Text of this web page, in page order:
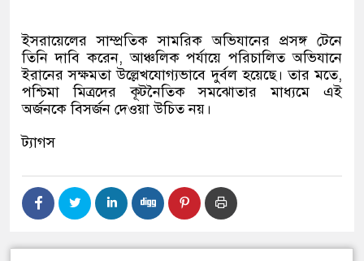
ইসরায়েলের সাম্প্রতিক সামরিক অভিযানের প্রসঙ্গ টেনে
তিনি দাবি করেন, আঞ্চলিক পর্যায়ে পরিচালিত অভিযানে
ইরানের সক্ষমতা উল্লেখযোগ্যভাবে দুর্বল হয়েছে। তার মতে,
পশ্চিমা মিত্রদের কূটনৈতিক সমঝোতার মাধ্যমে এই
অর্জনকে বিসর্জন দেওয়া উচিত নয়।
ট্যাগস